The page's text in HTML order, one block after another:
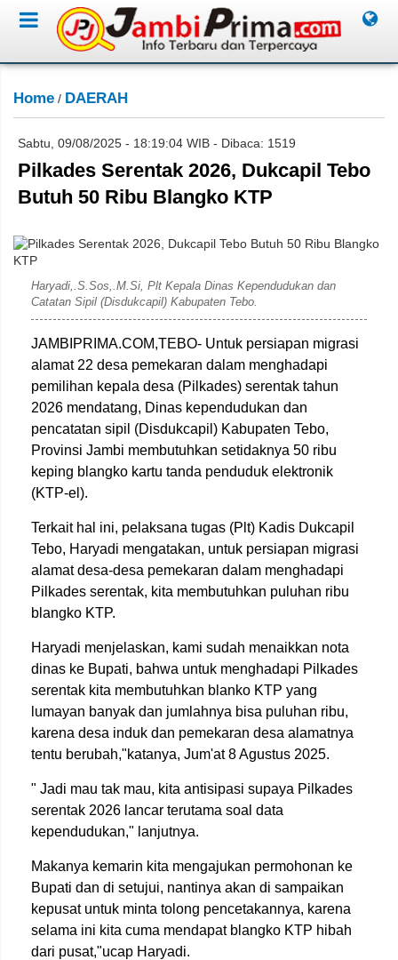
Home / DAERAH
Sabtu, 09/08/2025 - 18:19:04 WIB - Dibaca: 1519
Pilkades Serentak 2026, Dukcapil Tebo
Butuh 50 Ribu Blangko KTP
Haryadi,.S.Sos,.M.Si, Plt Kepala Dinas Kependudukan dan
Catatan Sipil (Disdukcapil) Kabupaten Tebo.
JAMBIPRIMA.COM,TEBO- Untuk persiapan migrasi
alamat 22 desa pemekaran dalam menghadapi
pemilihan kepala desa (Pilkades) serentak tahun
2026 mendatang, Dinas kependudukan dan
pencatatan sipil (Disdukcapil) Kabupaten Tebo,
Provinsi Jambi membutuhkan setidaknya 50 ribu
keping blangko kartu tanda penduduk elektronik
(KTP-el).
Terkait hal ini, pelaksana tugas (Plt) Kadis Dukcapil
Tebo, Haryadi mengatakan, untuk persiapan migrasi
alamat desa-desa pemekaran dalam menghadapi
Pilkades serentak, kita membutuhkan puluhan ribu
blangko KTP.
Haryadi menjelaskan, kami sudah menaikkan nota
dinas ke Bupati, bahwa untuk menghadapi Pilkades
serentak kita membutuhkan blanko KTP yang
lumayan banyak dan jumlahnya bisa puluhan ribu,
karena desa induk dan pemekaran desa alamatnya
tentu berubah,"katanya, Jum'at 8 Agustus 2025.
" Jadi mau tak mau, kita antisipasi supaya Pilkades
serentak 2026 lancar terutama soal data
kependudukan," lanjutnya.
Makanya kemarin kita mengajukan permohonan ke
Bupati dan di setujui, nantinya akan di sampaikan
kepusat untuk minta tolong pencetakannya, karena
selama ini kita cuma mendapat blangko KTP hibah
dari pusat,"ucap Haryadi.